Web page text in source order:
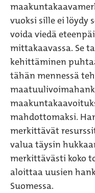
vuoksi sille ei löydy
voida viedä
mittakaavassa. Se
kehittäminen
tähän mennessä
mahdottomaksi.
merkittävät
valua täysin
merkittävästi koko
aloittaa uusien
Suomessa.